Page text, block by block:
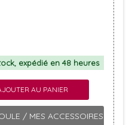
expédié en 48 heures
AU PANIER
/ MES ACCESSOIRES